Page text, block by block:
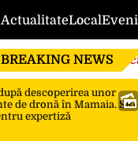
ActualitateLocal
BREAKING NEWS